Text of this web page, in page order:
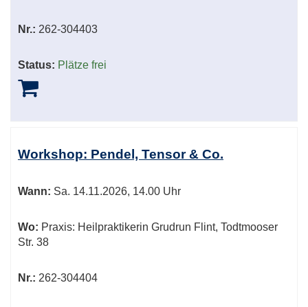
Nr.: 262-304403
Status: Plätze frei
Workshop: Pendel, Tensor & Co.
Wann: Sa. 14.11.2026, 14.00 Uhr
Wo: Praxis: Heilpraktikerin Grudrun Flint, Todtmooser
Str. 38
Nr.: 262-304404